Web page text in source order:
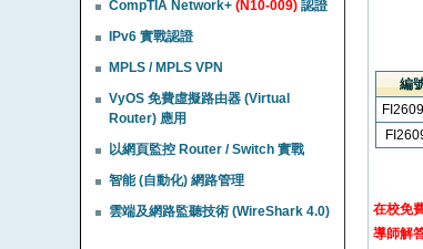
CompTIA Network+ (N10-009) 認證
IPv6 實戰認證
MPLS / MPLS VPN
VyOS 免費虛擬路由器 (Virtual
Router) 應用
以網頁監控 Router / Switch 實戰
智能 (自動化) 網路管理
雲端及網路監聽技術 (WireShark 4.0)
編
在校免
導師解